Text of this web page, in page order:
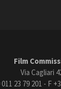
Film
Via Cagliari
23 79 201 - F